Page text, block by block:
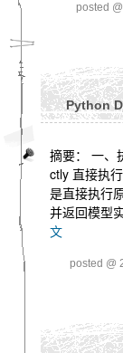
posted
Python
摘要： 一、
ctly 直接执
是直接执行
并返回模型
文
posted @